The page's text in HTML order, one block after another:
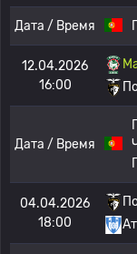
Дата / Время
12.04.2026
16:00
Дата / Время
04.04.2026
18:00